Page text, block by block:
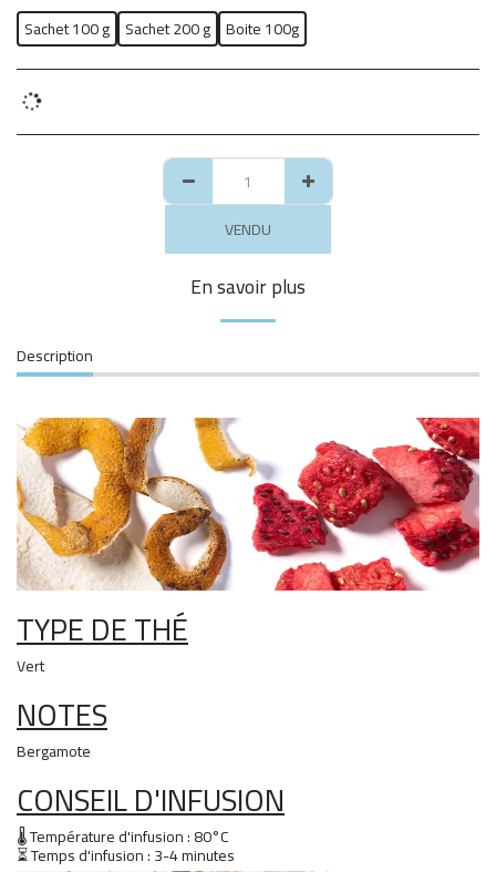
Sachet 100 g Sachet 200 g Boite 100g
VENDU
En savoir plus
Description
TYPE DE THÉ
Vert
NOTES
Bergamote
CONSEIL D'INFUSION
🌡 Température d'infusion : 80°C
⏳ Temps d'infusion : 3-4 minutes